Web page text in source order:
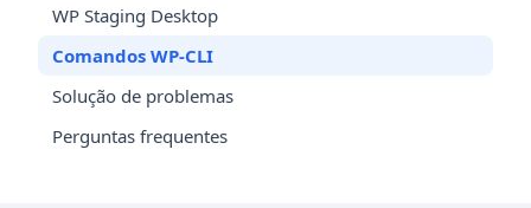
WP Staging Desktop
Comandos WP-CLI
Solução de problemas
Perguntas frequentes